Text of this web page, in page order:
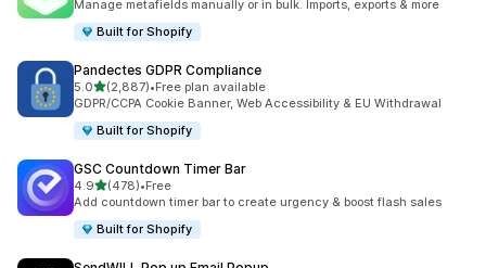
Manage metafields manually or in bulk. Imports, exports & more
Built for Shopify
Pandectes GDPR Compliance
5.0별 5개 중
(2,887)
총 리뷰 2887개
•Free plan available
GDPR/CCPA Cookie Banner, Web Accessibility & EU Withdrawal
Built for Shopify
GSC Countdown Timer Bar
4.9별 5개 중
(478)
총 리뷰 478개
•Free
Add countdown timer bar to create urgency & boost flash sales
Built for Shopify